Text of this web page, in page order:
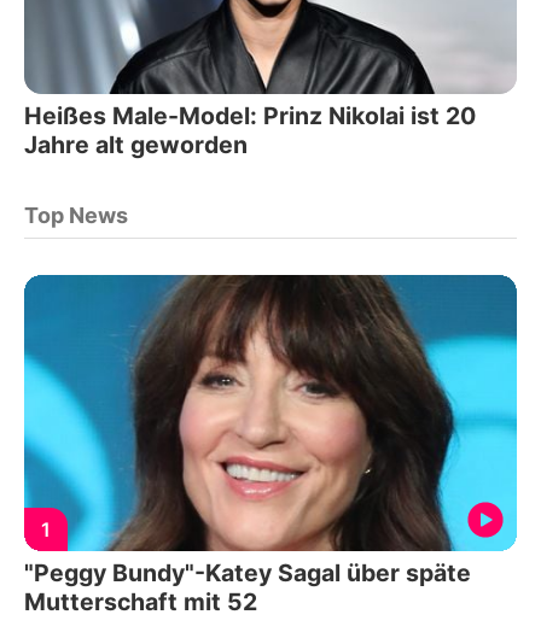
Heißes Male-Model: Prinz Nikolai ist 20
Jahre alt geworden
Top News
1
"Peggy Bundy"-Katey Sagal über späte
Mutterschaft mit 52